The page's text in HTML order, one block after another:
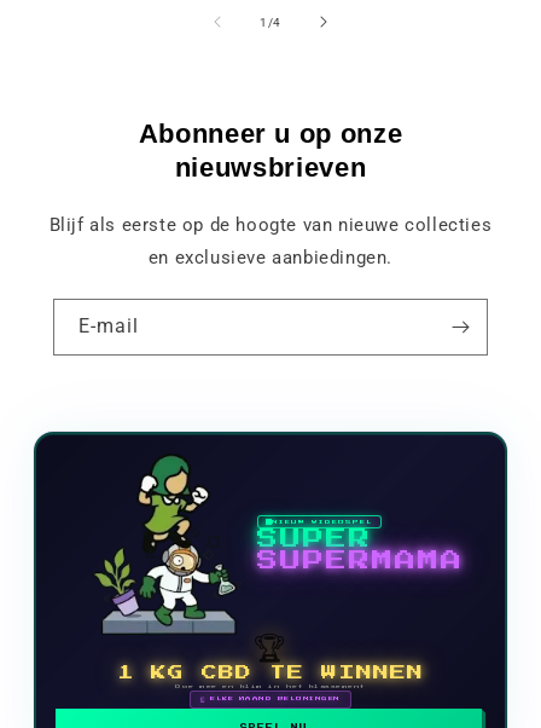
1 /van
4
Abonneer u op onze
nieuwsbrieven
Blijf als eerste op de hoogte van nieuwe collecties
en exclusieve aanbiedingen.
E-mail
NIEUW VIDEOSPEL
SUPER
SUPERMAMA
🏆
1 KG CBD TE WINNEN
Doe mee en klim in het klassement
🗓 ELKE MAAND BELONINGEN